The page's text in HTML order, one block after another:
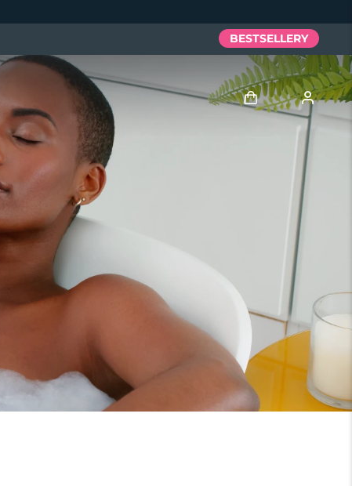
BESTSELLERY
Zaloguj
Profil użytkownika
Moje urządzenia
Moje zamówienia
Moje adresy
Moje subskrypcje